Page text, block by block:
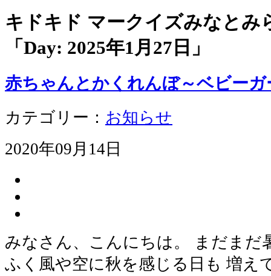
キドキド マークイズみなと
「Day: 2025年1月27日 」
赤ちゃんとかくれんぼ～ベビー
カテゴリー： お知らせ
2020年09月14日
みなさん、こんにちは。 まだまだ
ふく風や空に秋を感じる日も 増え